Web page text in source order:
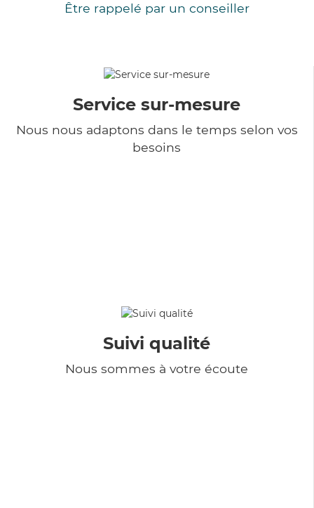
Être rappelé par un conseiller
Service sur-mesure
Nous nous adaptons dans le temps selon vos
besoins
Suivi qualité
Nous sommes à votre écoute